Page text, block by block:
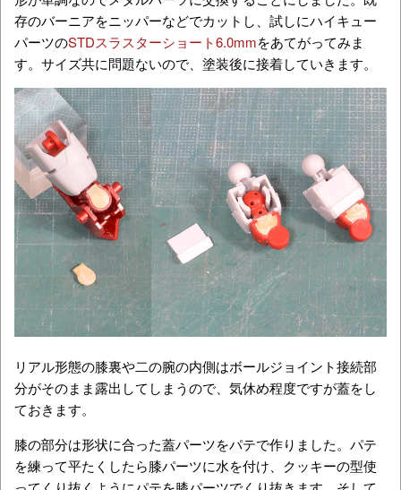
存のバーニアをニッパーなどでカットし、試しにハイキュー
パーツのSTDスラスターショート6.0mmをあてがってみま
す。サイズ共に問題ないので、塗装後に接着していきます。
リアル形態の膝裏や二の腕の内側はボールジョイント接続部
分がそのまま露出してしまうので、気休め程度ですが蓋をし
ておきます。
膝の部分は形状に合った蓋パーツをパテで作りました。パテ
を練って平たくしたら膝パーツに水を付け、クッキーの型使